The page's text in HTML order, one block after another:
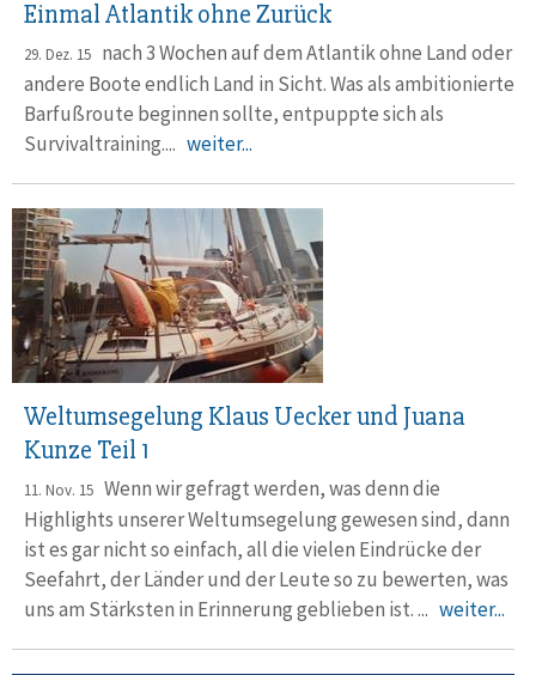
Einmal Atlantik ohne Zurück
29. Dez. 15 nach 3 Wochen auf dem Atlantik ohne Land oder
andere Boote endlich Land in Sicht. Was als ambitionierte
Barfußroute beginnen sollte, entpuppte sich als
Survivaltraining.... weiter...
Weltumsegelung Klaus Uecker und Juana
Kunze Teil 1
11. Nov. 15 Wenn wir gefragt werden, was denn die
Highlights unserer Weltumsegelung gewesen sind, dann
ist es gar nicht so einfach, all die vielen Eindrücke der
Seefahrt, der Länder und der Leute so zu bewerten, was
uns am Stärksten in Erinnerung geblieben ist. ... weiter...